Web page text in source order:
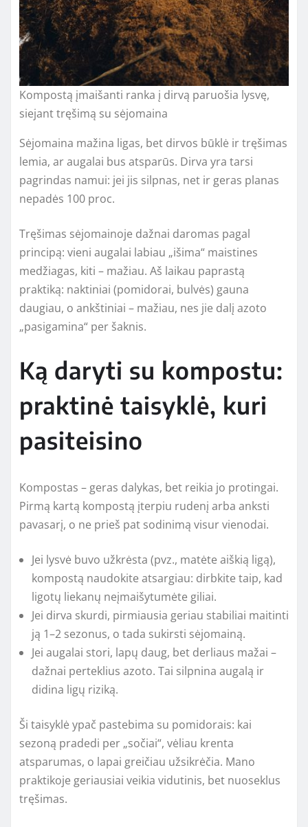
Kompostą įmaišanti ranka į dirvą paruošia lysvę,
siejant tręšimą su sėjomaina
Sėjomaina mažina ligas, bet dirvos būklė ir tręšimas
lemia, ar augalai bus atsparūs. Dirva yra tarsi
pagrindas namui: jei jis silpnas, net ir geras planas
nepadės 100 proc.
Tręšimas sėjomainoje dažnai daromas pagal
principą: vieni augalai labiau „išima“ maistines
medžiagas, kiti – mažiau. Aš laikau paprastą
praktiką: naktiniai (pomidorai, bulvės) gauna
daugiau, o ankštiniai – mažiau, nes jie dalį azoto
„pasigamina“ per šaknis.
Ką daryti su kompostu:
praktinė taisyklė, kuri
pasiteisino
Kompostas – geras dalykas, bet reikia jo protingai.
Pirmą kartą kompostą įterpiu rudenį arba anksti
pavasarį, o ne prieš pat sodinimą visur vienodai.
Jei lysvė buvo užkrėsta (pvz., matėte aiškią ligą),
kompostą naudokite atsargiau: dirbkite taip, kad
ligotų liekanų neįmaišytumėte giliai.
Jei dirva skurdi, pirmiausia geriau stabiliai maitinti
ją 1–2 sezonus, o tada sukirsti sėjomainą.
Jei augalai stori, lapų daug, bet derliaus mažai –
dažnai perteklius azoto. Tai silpnina augalą ir
didina ligų riziką.
Ši taisyklė ypač pastebima su pomidorais: kai
sezoną pradedi per „sočiai“, vėliau krenta
atsparumas, o lapai greičiau užsikrėčia. Mano
praktikoje geriausiai veikia vidutinis, bet nuoseklus
tręšimas.